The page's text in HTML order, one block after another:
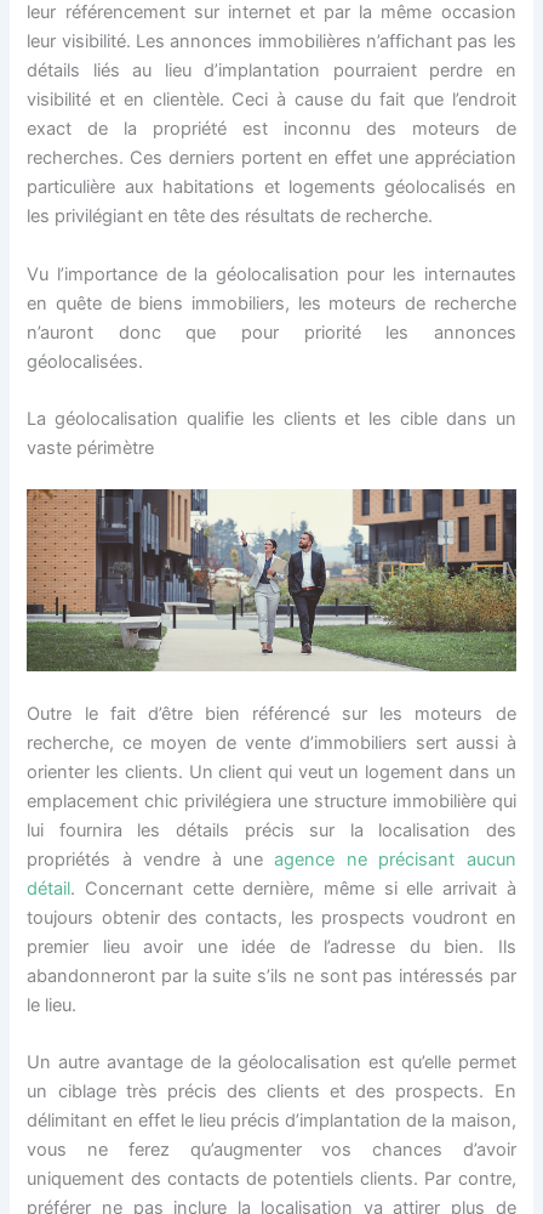
leur référencement sur internet et par la même occasion
leur visibilité. Les annonces immobilières n’affichant pas les
détails liés au lieu d’implantation pourraient perdre en
visibilité et en clientèle. Ceci à cause du fait que l’endroit
exact de la propriété est inconnu des moteurs de
recherches. Ces derniers portent en effet une appréciation
particulière aux habitations et logements géolocalisés en
les privilégiant en tête des résultats de recherche.
Vu l’importance de la géolocalisation pour les internautes
en quête de biens immobiliers, les moteurs de recherche
n’auront donc que pour priorité les annonces
géolocalisées.
La géolocalisation qualifie les clients et les cible dans un
vaste périmètre
Outre le fait d’être bien référencé sur les moteurs de
recherche, ce moyen de vente d’immobiliers sert aussi à
orienter les clients. Un client qui veut un logement dans un
emplacement chic privilégiera une structure immobilière qui
lui fournira les détails précis sur la localisation des
propriétés à vendre à uneagence ne précisant aucun
détail. Concernant cette dernière, même si elle arrivait à
toujours obtenir des contacts, les prospects voudront en
premier lieu avoir une idée de l’adresse du bien. Ils
abandonneront par la suite s’ils ne sont pas intéressés par
le lieu.
Un autre avantage de la géolocalisation est qu’elle permet
un ciblage très précis des clients et des prospects. En
délimitant en effet le lieu précis d’implantation de la maison,
vous ne ferez qu’augmenter vos chances d’avoir
uniquement des contacts de potentiels clients. Par contre,
préférer ne pas inclure la localisation va attirer plus de